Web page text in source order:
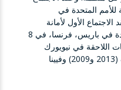
للأمم المتحدة في
الاجتماع الأول لأمانة
الأجهزة الرئاسية لوكالات الأمم المتحدة في باريس، فرنسا، في 8
اللاحقة في نيويورك
وفيينا